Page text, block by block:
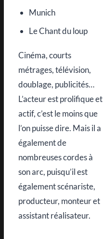
Munich
Le Chant du loup
Cinéma, courts
métrages, télévision,
doublage, publicités…
L’acteur est prolifique et
actif, c’est le moins que
l’on puisse dire. Mais il a
également de
nombreuses cordes à
son arc, puisqu’il est
également scénariste,
producteur, monteur et
assistant réalisateur.